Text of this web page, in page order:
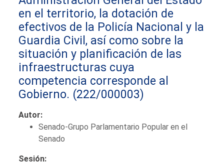
en el territorio, la dotación de
efectivos de la Policía Nacional y la
Guardia Civil, así como sobre la
situación y planificación de las
infraestructuras cuya
competencia corresponde al
Gobierno. (222/000003)
Autor:
Senado-Grupo Parlamentario Popular en el
Senado
Sesión: